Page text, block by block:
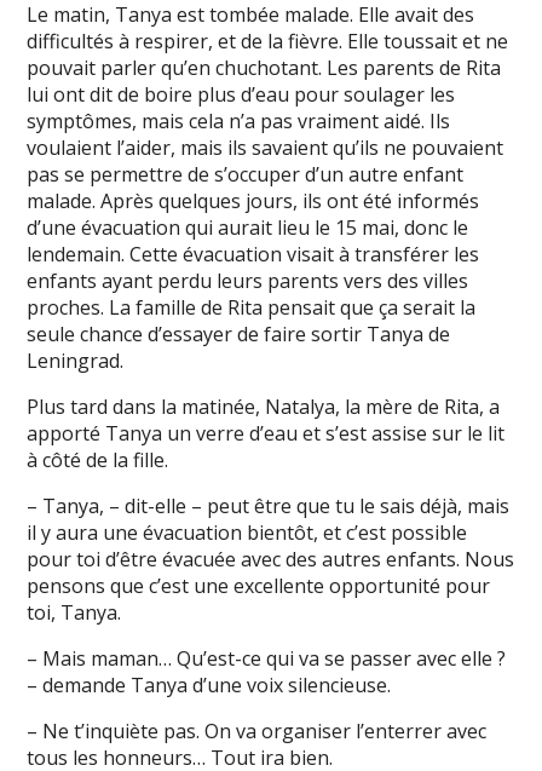
Le matin, Tanya est tombée malade. Elle avait des
difficultés à respirer, et de la fièvre. Elle toussait et ne
pouvait parler qu’en chuchotant. Les parents de Rita
lui ont dit de boire plus d’eau pour soulager les
symptômes, mais cela n’a pas vraiment aidé. Ils
voulaient l’aider, mais ils savaient qu’ils ne pouvaient
pas se permettre de s’occuper d’un autre enfant
malade. Après quelques jours, ils ont été informés
d’une évacuation qui aurait lieu le 15 mai, donc le
lendemain. Cette évacuation visait à transférer les
enfants ayant perdu leurs parents vers des villes
proches. La famille de Rita pensait que ça serait la
seule chance d’essayer de faire sortir Tanya de
Leningrad.
Plus tard dans la matinée, Natalya, la mère de Rita, a
apporté Tanya un verre d’eau et s’est assise sur le lit
à côté de la fille.
– Tanya, – dit-elle – peut être que tu le sais déjà, mais
il y aura une évacuation bientôt, et c’est possible
pour toi d’être évacuée avec des autres enfants. Nous
pensons que c’est une excellente opportunité pour
toi, Tanya.
– Mais maman… Qu’est-ce qui va se passer avec elle ?
– demande Tanya d’une voix silencieuse.
– Ne t’inquiète pas. On va organiser l’enterrer avec
tous les honneurs… Tout ira bien.